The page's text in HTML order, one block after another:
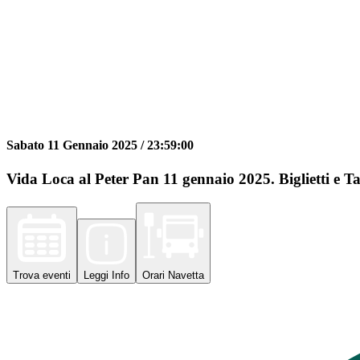
Sabato 11 Gennaio 2025 /23:59:00
Vida Loca al Peter Pan 11 gennaio 2025. Biglietti e
Trova eventi Leggi Info Orari Navetta